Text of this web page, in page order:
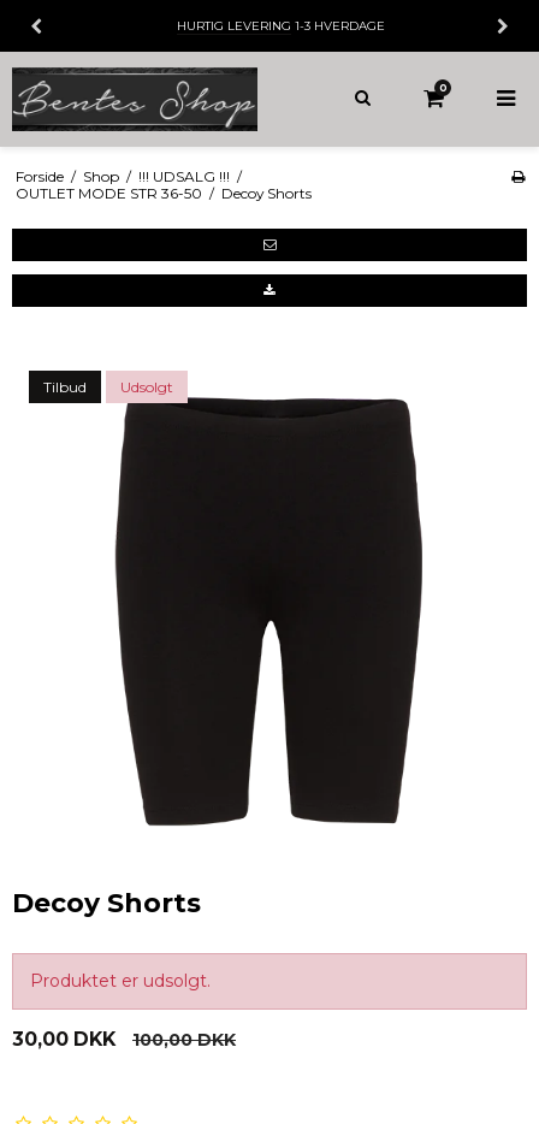
HURTIG LEVERING 1-3 HVERDAGE
0
Forside / Shop / !!! UDSALG !!! /
OUTLET MODE STR 36-50 / Decoy Shorts
Tilbud Udsolgt
Decoy Shorts
Produktet er udsolgt.
30,00 DKK 100,00 DKK